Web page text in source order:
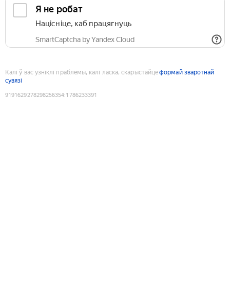
Я не робат
Націсніце, каб працягнуць
SmartCaptcha by Yandex Cloud
Калі ў вас узніклі праблемы, калі ласка, скарыстайцеформай зваротнай
сувязі
9191629278298256354:1786233391